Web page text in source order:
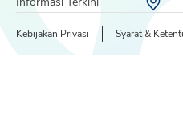
Kebijakan Privasi Syarat &